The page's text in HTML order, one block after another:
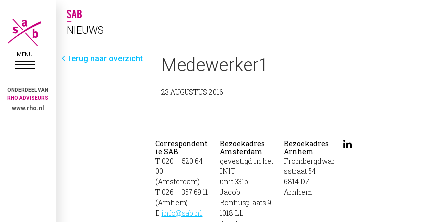
ONDERDEEL VAN
RHO ADVISEURS
www.rho.nl
NIEUWS
Terug naar overzicht Medewerker1
23 AUGUSTUS 2016
Correspondent
ie SAB
T 020 – 520 64
00
(Amsterdam)
T 026 – 357 69 11
(Arnhem)
E info@sab.nl
Bezoekadres
Amsterdam
gevestigd in het
INIT
unit 331b
Jacob
Bontiusplaats 9
1018 LL
Bezoekadres
Arnhem
Frombergdwar
sstraat 54
6814 DZ
Arnhem